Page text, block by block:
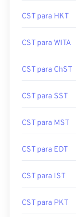
CST para HKT
CST para WITA
CST para ChST
CST para SST
CST para MST
CST para EDT
CST para IST
CST para PKT